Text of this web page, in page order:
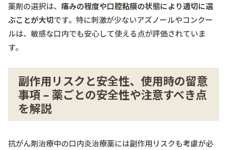
薬剤の選択は、 痛みの程度や口腔粘膜の状態により適切に選
ぶことが大切です。特に刺激が少ないアズノールやコンクー
ルは、敏感な口内でも安心して使える点が評価されていま
す。
副作用リスクと安全性、使用時の留意
事項 – 薬ごとの安全性や注意すべき点
を解説
抗がん剤治療中の口内炎治療薬には副作用リスクも考慮が必